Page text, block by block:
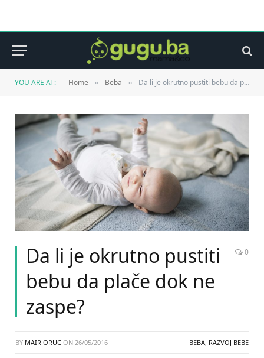
YOU ARE AT: Home » Beba » Da li je okrutno pustiti bebu da plače dok ne zaspe?
Da li je okrutno pustiti
bebu da plače dok ne
zaspe?
0
BY MAIR ORUC ON 26/05/2016 BEBA, RAZVOJ BEBE